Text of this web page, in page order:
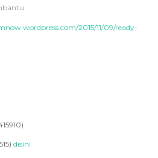
2015/11/09/ready-
disini